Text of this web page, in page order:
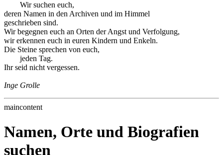
Wir suchen euch,
deren Namen in den Archiven und im Himmel
geschrieben sind.
Wir begegnen euch an Orten der Angst und Verfolgung,
wir erkennen euch in euren Kindern und Enkeln.
Die Steine sprechen von euch,
jeden Tag.
Ihr seid nicht vergessen.
Inge Grolle
maincontent
Namen, Orte und Biografien
suchen